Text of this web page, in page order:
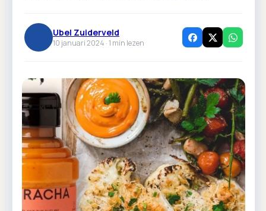
Ubel Zuiderveld
10 januari 2024 ·1 min lezen